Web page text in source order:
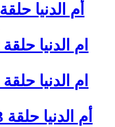
أم الدنيا حلقة 7 يونيو 2016
ام الدنيا حلقة 12 مايو 2016
ام الدنيا حلقة 31 مايو 2016
أم الدنيا حلقة 23 يونيو 2016